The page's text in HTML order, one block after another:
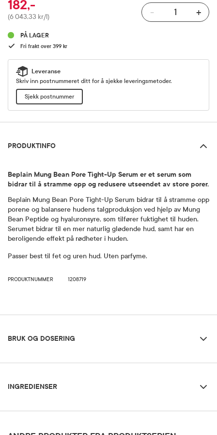
Pris
182,-
(6 043,33 kr/l) - +
PÅ LAGER
Fri frakt over 399 kr
Leveranse
Skriv inn postnummeret ditt for å sjekke leveringsmetoder.
Sjekk postnummer
PRODUKTINFO
Beplain Mung Bean Pore Tight-Up Serum er et serum som
bidrar til å stramme opp og redusere utseendet av store porer.
Beplain Mung Bean Pore Tight-Up Serum bidrar til å stramme opp
porene og balansere hudens talgproduksjon ved hjelp av Mung
Bean Peptide og hyaluronsyre, som tilfører fuktighet til huden.
Serumet bidrar til en mer naturlig glødende hud, samt har en
beroligende effekt på rødheter i huden.
Passer best til fet og uren hud. Uten parfyme.
PRODUKTNUMMER 1208719
BRUK OG DOSERING
Brukes på etter rens. Bruk en moderat mengde serum på morgen
INGREDIENSER